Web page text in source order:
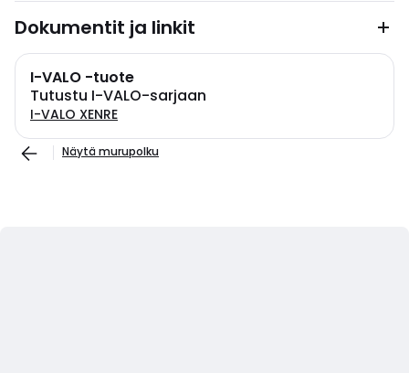
Dokumentit ja linkit
I-VALO -tuote
Tutustu I-VALO-sarjaan
I-VALO XENRE
Näytä murupolku